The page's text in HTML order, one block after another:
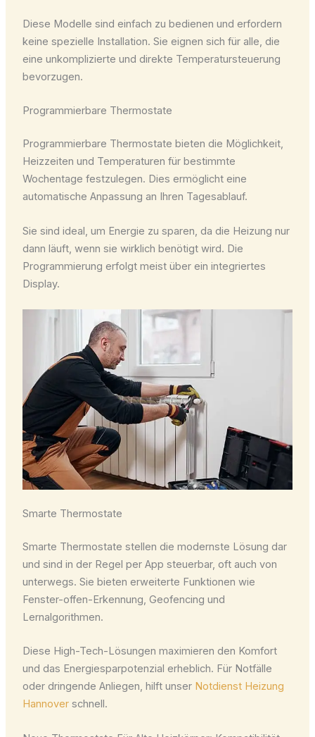
Diese Modelle sind einfach zu bedienen und erfordern
keine spezielle Installation. Sie eignen sich für alle, die
eine unkomplizierte und direkte Temperatursteuerung
bevorzugen.
Programmierbare Thermostate
Programmierbare Thermostate bieten die Möglichkeit,
Heizzeiten und Temperaturen für bestimmte
Wochentage festzulegen. Dies ermöglicht eine
automatische Anpassung an Ihren Tagesablauf.
Sie sind ideal, um Energie zu sparen, da die Heizung nur
dann läuft, wenn sie wirklich benötigt wird. Die
Programmierung erfolgt meist über ein integriertes
Display.
Smarte Thermostate
Smarte Thermostate stellen die modernste Lösung dar
und sind in der Regel per App steuerbar, oft auch von
unterwegs. Sie bieten erweiterte Funktionen wie
Fenster-offen-Erkennung, Geofencing und
Lernalgorithmen.
Diese High-Tech-Lösungen maximieren den Komfort
und das Energiesparpotenzial erheblich. Für Notfälle
oder dringende Anliegen, hilft unser Notdienst Heizung
Hannoverschnell.